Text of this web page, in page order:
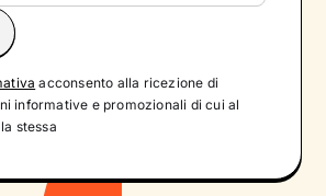
acconsento alla ricezione di
informative e promozionali di cui al
stessa